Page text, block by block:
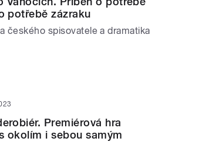
potřebě zázraku
českého spisovatele a dramatika
Premiérová hra
okolím i sebou samým